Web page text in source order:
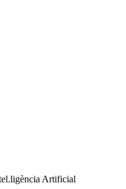
Artificial